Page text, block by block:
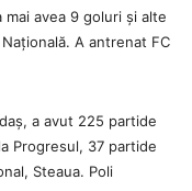
mai avea 9 goluri și alte
A antrenat FC
a avut 225 partide
Progresul, 37 partide
Steaua. Poli